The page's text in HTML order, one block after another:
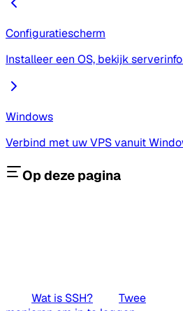
Configuratiescherm
Installeer een OS, bekijk
Windows
Verbind met uw VPS vanuit
Op deze pagina
Wat is SSH?
Twee